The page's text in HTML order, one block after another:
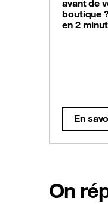
avant de
boutique
en 2
En
On